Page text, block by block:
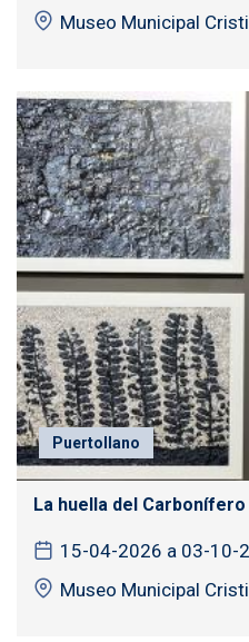
Museo Municipal
Puertollano
La huella del
15-04-2026 a 03-10-
Museo Municipal